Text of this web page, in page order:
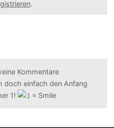
.
Kommentare
doch einfach den Anfang
1!